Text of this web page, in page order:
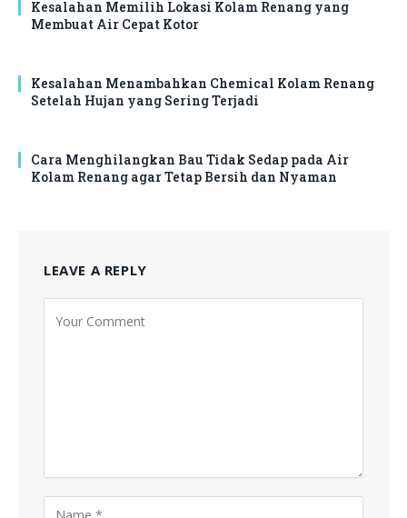
Kesalahan Memilih Lokasi Kolam Renang yang
Membuat Air Cepat Kotor
Kesalahan Menambahkan Chemical Kolam Renang
Setelah Hujan yang Sering Terjadi
Cara Menghilangkan Bau Tidak Sedap pada Air
Kolam Renang agar Tetap Bersih dan Nyaman
LEAVE A REPLY